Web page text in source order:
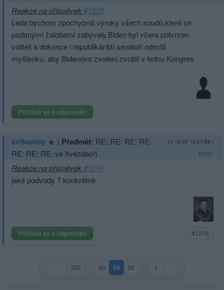
Reakce na příspěvek#1220
Leda bychom zpochybnili výroky všech soudů,které se
podanými žalobami zabývaly.Biden byl včera potvrzen
voliteli a dokonce i republikánští senátoři odmítli
myšlenku, aby Bidenovo zvolení zvrátil v lednu Kongres.
Přihlásit se a odpovědět
sirStanley | Předmět: RE: RE: RE: RE:
RE: RE: RE: ve hvězdach
14.12.20 19:27:59 |
#1221
Reakce na příspěvek#1216
jaké podvody ? konkrétně
Přihlásit se a odpovědět #1216
362 60 59(aktuální strana)
58 1